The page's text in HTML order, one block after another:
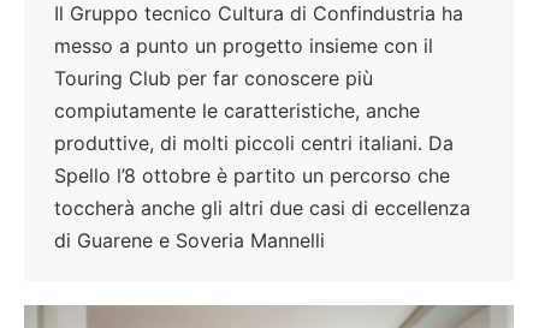
Il Gruppo tecnico Cultura di Confindustria ha
messo a punto un progetto insieme con il
Touring Club per far conoscere più
compiutamente le caratteristiche, anche
produttive, di molti piccoli centri italiani. Da
Spello l’8 ottobre è partito un percorso che
toccherà anche gli altri due casi di eccellenza
di Guarene e Soveria Mannelli